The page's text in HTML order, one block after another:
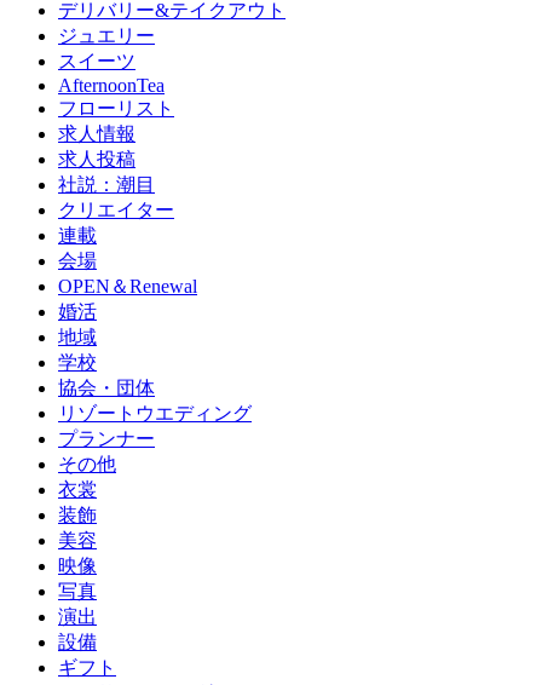
デリバリー&テイクアウト
ジュエリー
スイーツ
AfternoonTea
フローリスト
求人情報
求人投稿
社説：潮目
クリエイター
連載
会場
OPEN＆Renewal
婚活
地域
学校
協会・団体
リゾートウエディング
プランナー
その他
衣裳
装飾
美容
映像
写真
演出
設備
ギフト